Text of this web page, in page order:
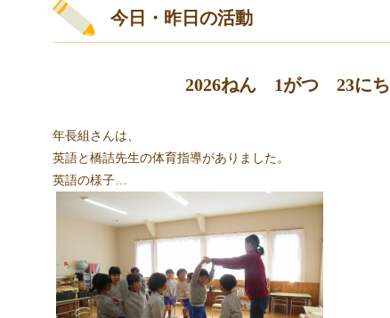
今日・昨日の活動
2026ねん 1がつ 23にち
年長組さんは、
英語と橋詰先生の体育指導がありました。
英語の様子…